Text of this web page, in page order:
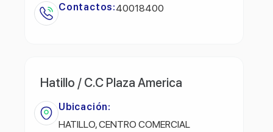
Contactos:40018400
Hatillo / C.C Plaza America
Ubicación:
HATILLO, CENTRO COMERCIAL